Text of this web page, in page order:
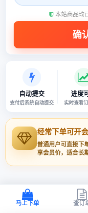
本站商品均
自动提交
支付后系统自动提交
进度
实时查看
经常下单可开
普通用户可直接下
享会员价，适合长
马上下单 查订